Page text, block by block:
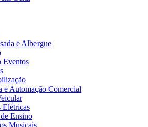
e Albergue
Eventos
e Automação Comercial
Elétricas
Ensino
Musicais